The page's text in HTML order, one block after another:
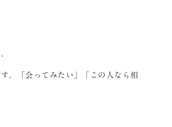
。「会ってみたい」「この人なら相